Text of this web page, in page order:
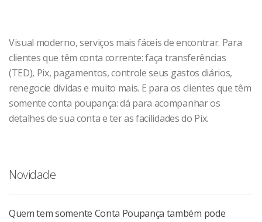
Visual moderno, serviços mais fáceis de encontrar. Para
clientes que têm conta corrente: faça transferências
(TED), Pix, pagamentos, controle seus gastos diários,
renegocie dívidas e muito mais. E para os clientes que têm
somente conta poupança: dá para acompanhar os
detalhes de sua conta e ter as facilidades do Pix.
Novidade
Quem tem somente Conta Poupança também pode